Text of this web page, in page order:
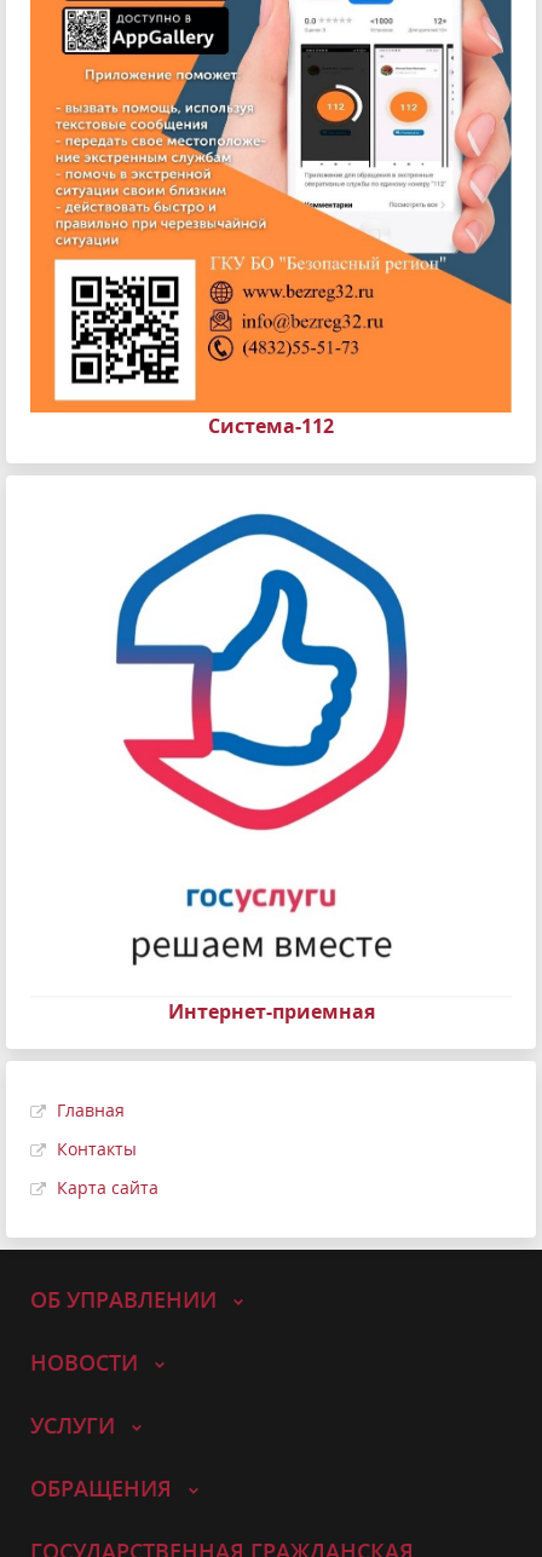
Система-112
Интернет-приемная
Главная
Контакты
Карта сайта
ОБ УПРАВЛЕНИИ
НОВОСТИ
УСЛУГИ
ОБРАЩЕНИЯ
ГОСУДАРСТВЕННАЯ ГРАЖДАНСКАЯ